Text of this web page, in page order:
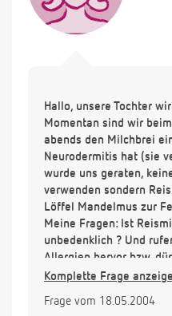
Hallo, unsere Tochter
Momentan sind wir
abends den Milchbrei
Neurodermitis hat (sie
wurde uns geraten,
verwenden sondern
Löffel Mandelmus zur
Meine Fragen: Ist
unbedenklich ? Und
Allergien hervor bzw.
überhaupt schon zu sich
Komplette Frage
Frage vom 18.05.2004